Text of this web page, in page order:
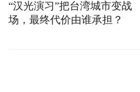
“汉光演习”把台湾城市变战
场，最终代价由谁承担？